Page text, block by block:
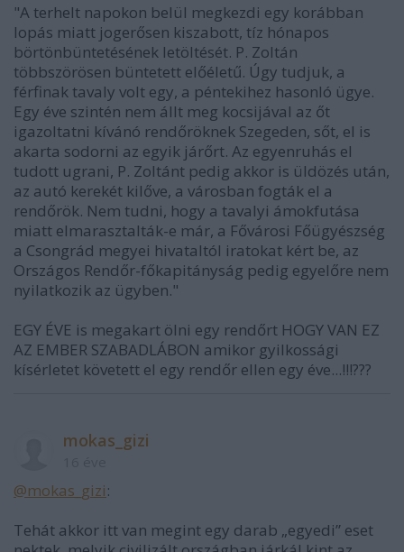
"A terhelt napokon belül megkezdi egy korábban
lopás miatt jogerősen kiszabott, tíz hónapos
börtönbüntetésének letöltését. P. Zoltán
többszörösen büntetett előéletű. Úgy tudjuk, a
férfinak tavaly volt egy, a péntekihez hasonló ügye.
Egy éve szintén nem állt meg kocsijával az őt
igazoltatni kívánó rendőröknek Szegeden, sőt, el is
akarta sodorni az egyik járőrt. Az egyenruhás el
tudott ugrani, P. Zoltánt pedig akkor is üldözés után,
az autó kerekét kilőve, a városban fogták el a
rendőrök. Nem tudni, hogy a tavalyi ámokfutása
miatt elmarasztalták-e már, a Fővárosi Főügyészség
a Csongrád megyei hivataltól iratokat kért be, az
Országos Rendőr-főkapitányság pedig egyelőre nem
nyilatkozik az ügyben."
EGY ÉVE is megakart ölni egy rendőrt HOGY VAN EZ
AZ EMBER SZABADLÁBON amikor gyilkossági
kísérletet követett el egy rendőr ellen egy éve...!!!???
mokas_gizi
@mokas_gizi:
Tehát akkor itt van megint egy darab „egyedi” eset